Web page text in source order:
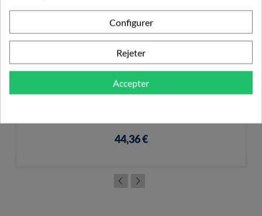
44,36 €
Configurer
Rejeter
Accepter